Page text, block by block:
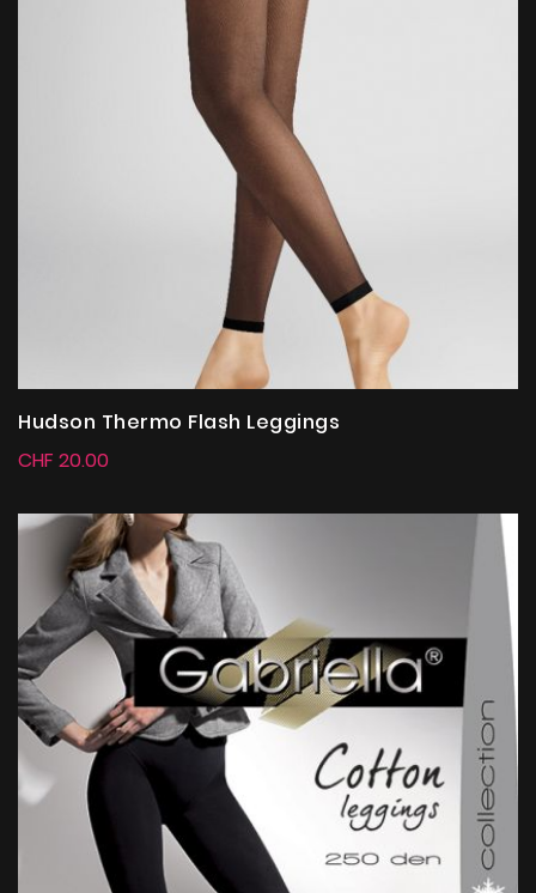
Hudson Thermo Flash Leggings
CHF 20.00